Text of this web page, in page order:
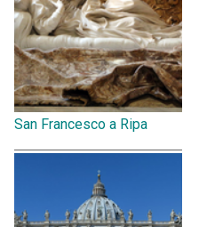
San Francesco a Ripa